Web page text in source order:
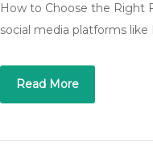
How to Choose the Right
social media platforms
Read More